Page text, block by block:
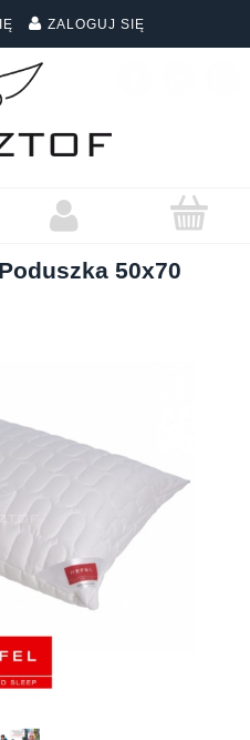
ZALOGUJ SIĘ
ZAMÓWIEŃ
50x70